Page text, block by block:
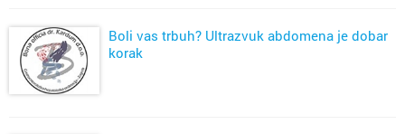
Boli vas trbuh? Ultrazvuk abdomena je dobar
korak